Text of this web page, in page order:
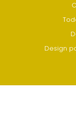
Design